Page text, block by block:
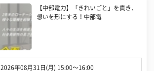
【中部電力】「きれいごと」を貫き、
想いを形にする！中部電
2026年08月31日(月) 15:00〜16:00